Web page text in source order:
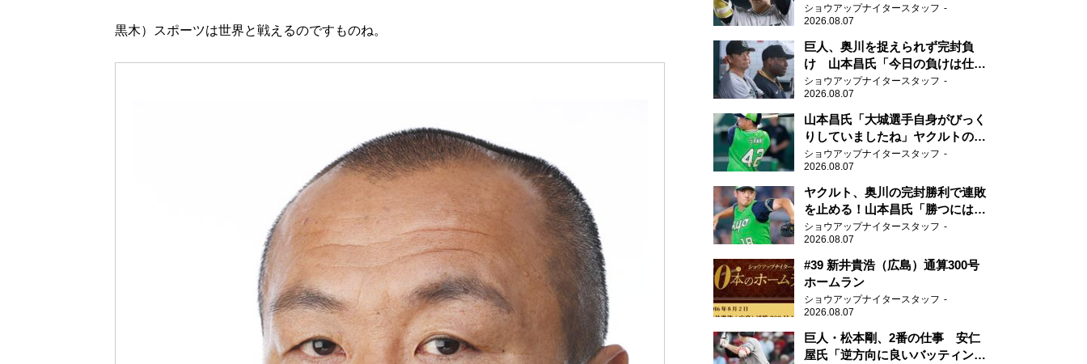
黒木）スポーツは世界と戦えるのですものね。
新人王候補
ショウアップナイタースタッフ
2026.08.07
巨人、奥川を捉えられず完封負
け 山本昌氏「今日の負けは仕方
がない」
ショウアップナイタースタッフ
2026.08.07
山本昌氏「大城選手自身がびっく
りしていましたね」ヤクルトのフ
ァースト・澤井の判断を評価
ショウアップナイタースタッフ
2026.08.07
ヤクルト、奥川の完封勝利で連敗
を止める！山本昌氏「勝つにはこ
ういう形しかない」
ショウアップナイタースタッフ
2026.08.07
#39 新井貴浩（広島）通算300号
ホームラン
ショウアップナイタースタッフ
2026.08.07
巨人・松本剛、2番の仕事 安仁
屋氏「逆方向に良いバッティン